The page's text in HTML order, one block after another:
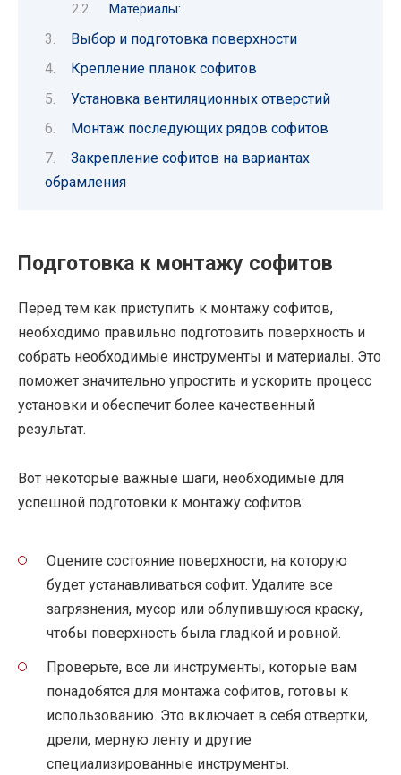
Материалы:
Выбор и подготовка поверхности
Крепление планок софитов
Установка вентиляционных отверстий
Монтаж последующих рядов софитов
Закрепление софитов на вариантах
обрамления
Подготовка к монтажу софитов
Перед тем как приступить к монтажу софитов,
необходимо правильно подготовить поверхность и
собрать необходимые инструменты и материалы. Это
поможет значительно упростить и ускорить процесс
установки и обеспечит более качественный
результат.
Вот некоторые важные шаги, необходимые для
успешной подготовки к монтажу софитов:
Оцените состояние поверхности, на которую
будет устанавливаться софит. Удалите все
загрязнения, мусор или облупившуюся краску,
чтобы поверхность была гладкой и ровной.
Проверьте, все ли инструменты, которые вам
понадобятся для монтажа софитов, готовы к
использованию. Это включает в себя отвертки,
дрели, мерную ленту и другие
специализированные инструменты.